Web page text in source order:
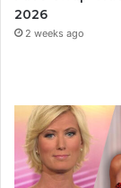
2026
2 weeks ago